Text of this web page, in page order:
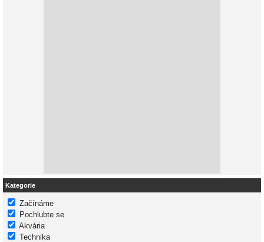
Kategorie
Začínáme
Pochlubte se
Akvária
Technika